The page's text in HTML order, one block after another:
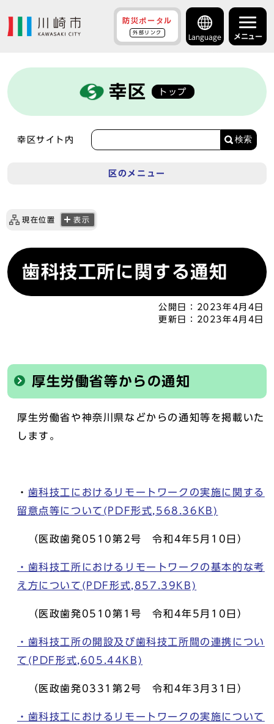
防災ポータル
外部リンク
Language メニュー
幸区 トップ
幸区サイト内 検索
区のメニュー
現在位置 表示
歯科技工所に関する通知
公開日：
2023年4月4日
更新日：
2023年4月4日
厚生労働省等からの通知
厚生労働省や神奈川県などからの通知等を掲載いた
します。
・ 歯科技工におけるリモートワークの実施に関する
留意点等について(PDF形式,568.36KB)
（医政歯発0510第2号 令和4年5月10日）
・歯科技工所におけるリモートワークの基本的な考
え方について(PDF形式,857.39KB)
（医政歯発0510第1号 令和4年5月10日）
・歯科技工所の開設及び歯科技工所間の連携につい
て(PDF形式,605.44KB)
（医政歯発0331第2号 令和4年3月31日）
・歯科技工におけるリモートワークの実施について